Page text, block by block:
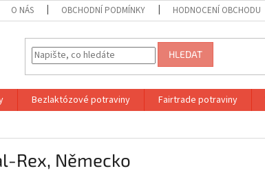
O NÁS OBCHODNÍ PODMÍNKY HODNOCENÍ OBCHODU
HLEDAT
Bezlaktózové potraviny Fairtrade potraviny
Rex, Německo